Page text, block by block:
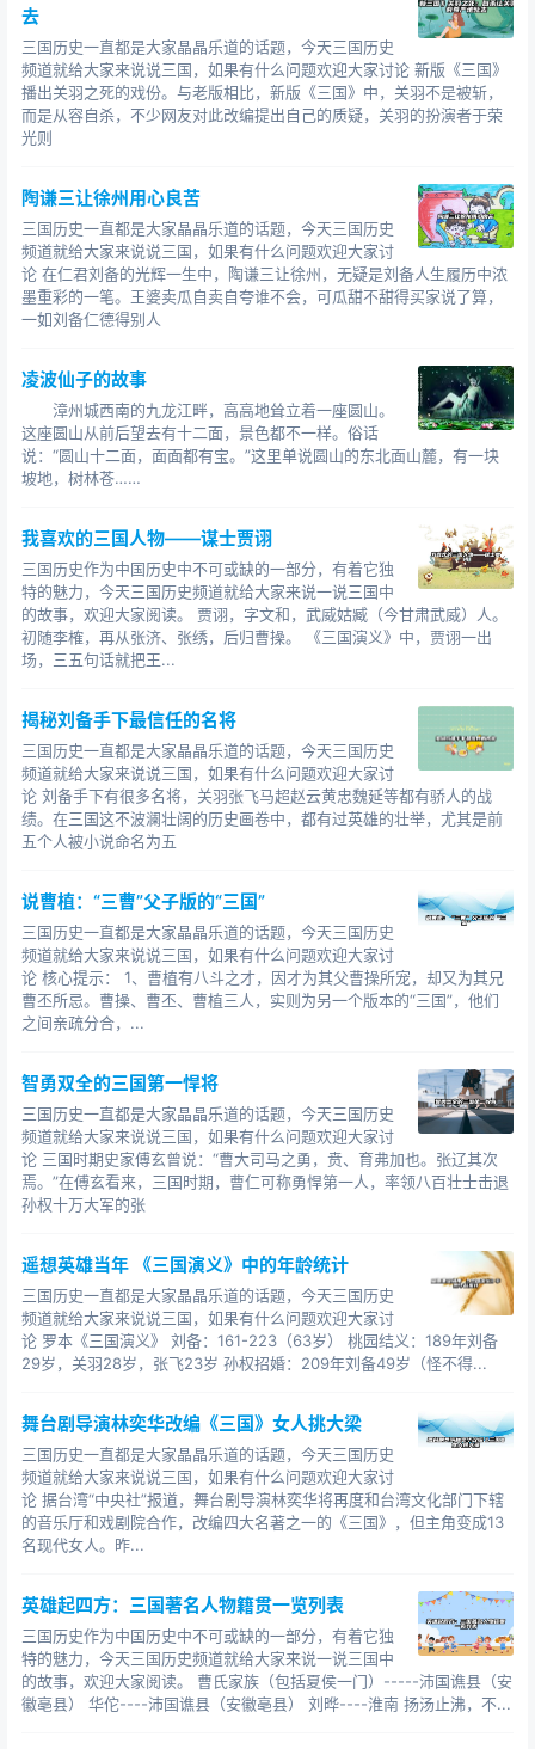
去
三国历史一直都是大家晶晶乐道的话题，今天三国历史
频道就给大家来说说三国，如果有什么问题欢迎大家讨论 新版《三国》
播出关羽之死的戏份。与老版相比，新版《三国》中，关羽不是被斩，
而是从容自杀，不少网友对此改编提出自己的质疑，关羽的扮演者于荣
光则
陶谦三让徐州用心良苦
三国历史一直都是大家晶晶乐道的话题，今天三国历史
频道就给大家来说说三国，如果有什么问题欢迎大家讨
论 在仁君刘备的光辉一生中，陶谦三让徐州，无疑是刘备人生履历中浓
墨重彩的一笔。王婆卖瓜自卖自夸谁不会，可瓜甜不甜得买家说了算，
一如刘备仁德得别人
凌波仙子的故事
漳州城西南的九龙江畔，高高地耸立着一座圆山。
这座圆山从前后望去有十二面，景色都不一样。俗话
说：“圆山十二面，面面都有宝。”这里单说圆山的东北面山麓，有一块
坡地，树林苍……
我喜欢的三国人物——谋士贾诩
三国历史作为中国历史中不可或缺的一部分，有着它独
特的魅力，今天三国历史频道就给大家来说一说三国中
的故事，欢迎大家阅读。 贾诩，字文和，武威姑臧（今甘肃武威）人。
初随李榷，再从张济、张绣，后归曹操。 《三国演义》中，贾诩一出
场，三五句话就把王...
揭秘刘备手下最信任的名将
三国历史一直都是大家晶晶乐道的话题，今天三国历史
频道就给大家来说说三国，如果有什么问题欢迎大家讨
论 刘备手下有很多名将，关羽张飞马超赵云黄忠魏延等都有骄人的战
绩。在三国这不波澜壮阔的历史画卷中，都有过英雄的壮举，尤其是前
五个人被小说命名为五
说曹植：“三曹”父子版的“三国”
三国历史一直都是大家晶晶乐道的话题，今天三国历史
频道就给大家来说说三国，如果有什么问题欢迎大家讨
论 核心提示： 1、曹植有八斗之才，因才为其父曹操所宠，却又为其兄
曹丕所忌。曹操、曹丕、曹植三人，实则为另一个版本的“三国”，他们
之间亲疏分合，...
智勇双全的三国第一悍将
三国历史一直都是大家晶晶乐道的话题，今天三国历史
频道就给大家来说说三国，如果有什么问题欢迎大家讨
论 三国时期史家傅玄曾说：“曹大司马之勇，贲、育弗加也。张辽其次
焉。”在傅玄看来，三国时期，曹仁可称勇悍第一人，率领八百壮士击退
孙权十万大军的张
遥想英雄当年 《三国演义》中的年龄统计
三国历史一直都是大家晶晶乐道的话题，今天三国历史
频道就给大家来说说三国，如果有什么问题欢迎大家讨
论 罗本《三国演义》 刘备：161-223（63岁） 桃园结义：189年刘备
29岁，关羽28岁，张飞23岁 孙权招婚：209年刘备49岁（怪不得...
舞台剧导演林奕华改编《三国》女人挑大梁
三国历史一直都是大家晶晶乐道的话题，今天三国历史
频道就给大家来说说三国，如果有什么问题欢迎大家讨
论 据台湾“中央社”报道，舞台剧导演林奕华将再度和台湾文化部门下辖
的音乐厅和戏剧院合作，改编四大名著之一的《三国》，但主角变成13
名现代女人。昨...
英雄起四方：三国著名人物籍贯一览列表
三国历史作为中国历史中不可或缺的一部分，有着它独
特的魅力，今天三国历史频道就给大家来说一说三国中
的故事，欢迎大家阅读。 曹氏家族（包括夏侯一门）-----沛国谯县（安
徽亳县） 华佗----沛国谯县（安徽亳县） 刘晔----淮南 扬汤止沸，不...